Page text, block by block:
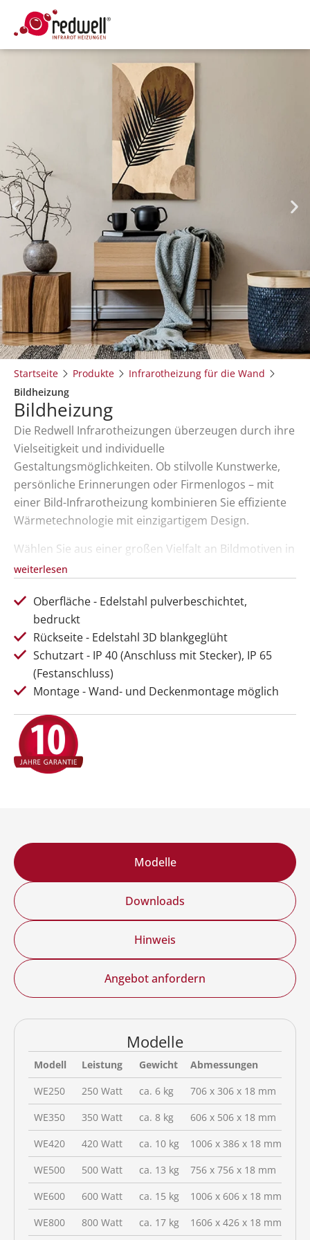
Startseite Produkte
Infrarotheizung für die Wand
Bildheizung
Bildheizung
Die Redwell Infrarotheizungen überzeugen durch ihre
Vielseitigkeit und individuelle
Gestaltungsmöglichkeiten. Ob stilvolle Kunstwerke,
persönliche Erinnerungen oder Firmenlogos – mit
einer Bild-Infrarotheizung kombinieren Sie effiziente
Wärmetechnologie mit einzigartigem Design.
Wählen Sie aus einer großen Vielfalt an Bildmotiven in
verschiedenen Größen oder gestalten Sie Ihre
oder Eigenmotiv – das exklusive „Private Print“
Konzept macht es möglich. So verleihen Sie Ihrem
Zuhause eine persönliche Note und lassen
Erinnerungen wieder aufleben.
Neben einer breiten Auswahl an Standardmotiven
bietet Redwell auch die Möglichkeit, individuelle
Designs auf die rahmenlosen WE-Line
Infrarotheizpaneele drucken zu lassen. Ob Grafiken,
Firmenlogos oder spezielle Beschriftungen – gestalten
Sie Ihre Heizung genau nach Ihren Wünschen.
an hochwertigen Motiven und Grafiken – von
lebhaften Farben bis hin zu beruhigenden Designs.
Verwandeln Sie Ihre Infrarotheizung in ein
einzigartiges Kunstobjekt.
Entdecken Sie den
Bildmotiv-Katalog
Sie Ihre individuelle Bild-Infrarotheizung noch heute!
weiterlesen
Oberfläche - Edelstahl pulverbeschichtet,
bedruckt
Rückseite - Edelstahl 3D blankgeglüht
Schutzart - IP 40 (Anschluss mit Stecker), IP 65
(Festanschluss)
Montage - Wand- und Deckenmontage möglich
Modelle
Downloads
Hinweis
Angebot anfordern
Modelle
Modell Leistung Gewicht
Abmessungen
WE250
250 Watt ca. 6 kg
706 x 306 x 18 mm
WE350
350 Watt ca. 8 kg
606 x 506 x 18 mm
WE420
420 Watt ca. 10 kg
1006 x 386 x 18 mm
WE500
500 Watt ca. 13 kg
756 x 756 x 18 mm
WE600
600 Watt ca. 15 kg
1006 x 606 x 18 mm
WE800
800 Watt ca. 17 kg 1606 x 426 x 18 mm